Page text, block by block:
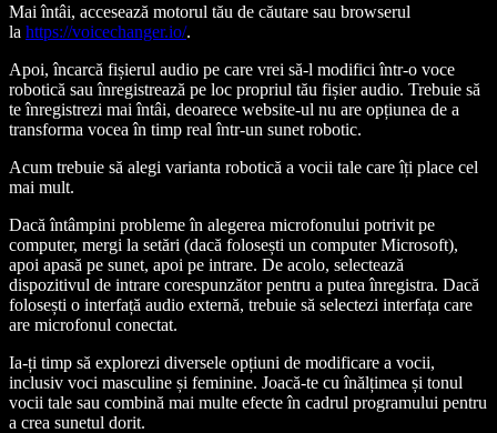
Mai întâi, accesează motorul tău de căutare sau browserul
la https://voicechanger.io/.
Apoi, încarcă fișierul audio pe care vrei să-l modifici într-o voce
robotică sau înregistrează pe loc propriul tău fișier audio. Trebuie să
te înregistrezi mai întâi, deoarece website-ul nu are opțiunea de a
transforma vocea în timp real într-un sunet robotic.
Acum trebuie să alegi varianta robotică a vocii tale care îți place cel
mai mult.
Dacă întâmpini probleme în alegerea microfonului potrivit pe
computer, mergi la setări (dacă folosești un computer Microsoft),
apoi apasă pe sunet, apoi pe intrare. De acolo, selectează
dispozitivul de intrare corespunzător pentru a putea înregistra. Dacă
folosești o interfață audio externă, trebuie să selectezi interfața care
are microfonul conectat.
Ia-ți timp să explorezi diversele opțiuni de modificare a vocii,
inclusiv voci masculine și feminine. Joacă-te cu înălțimea și tonul
vocii tale sau combină mai multe efecte în cadrul programului pentru
a crea sunetul dorit.